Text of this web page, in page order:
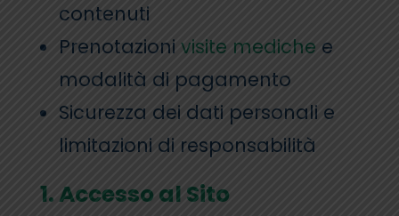
contenuti
Prenotazioni visite mediche e
modalità di pagamento
Sicurezza dei dati personali e
limitazioni di responsabilità
1. Accesso al Sito